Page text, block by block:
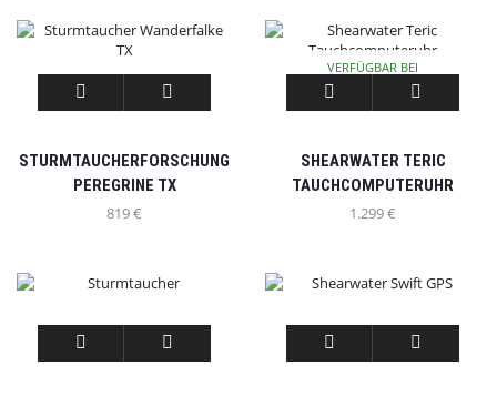
STURMTAUCHERFORSCHUNG
PEREGRINE TX
819€
VERFÜGBAR BEI
NACHLIEFERUNG
SHEARWATER TERIC
TAUCHCOMPUTERUHR
1.299€